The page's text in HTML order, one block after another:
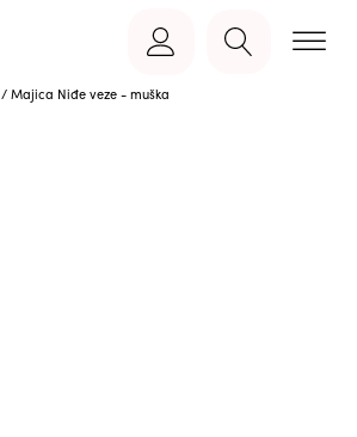
/ Majica Niđe veze - muška